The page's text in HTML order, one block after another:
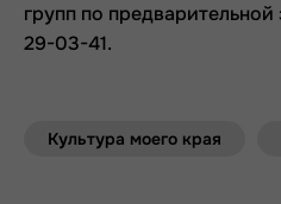
групп по предварительной
29-03-41.
Культура моего края